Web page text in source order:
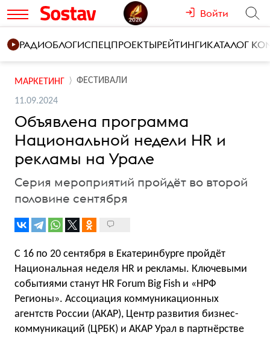
Войти
РАДИОБЛОГИСПЕЦПРОЕКТЫРЕЙТИНГИКАТАЛОГ
МАРКЕТИНГ ФЕСТИВАЛИ
11.09.2024
Объявлена программа
Национальной недели HR и
рекламы на Урале
Серия мероприятий пройдёт во второй
половине сентября
С 16 по 20 сентября в Екатеринбурге пройдёт
Национальная неделя HR и рекламы. Ключевыми
событиями станут HR Forum Big Fish и «НРФ
Регионы». Ассоциация коммуникационных
агентств России (АКАР), Центр развития бизнес-
коммуникаций (ЦРБК) и АКАР Урал в партнёрстве